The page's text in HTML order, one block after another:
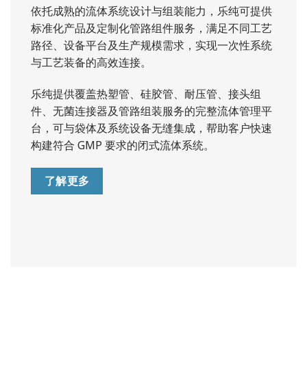
依托成熟的流体系统设计与组装能力，乐纯可提供
标准化产品及定制化管路组件服务，满足不同工艺
路径、设备平台及生产规模需求，实现一次性系统
与工艺装备的高效连接。
乐纯提供覆盖热塑管、硅胶管、耐压管、接头组
件、无菌连接器及管路组装服务的完整流体管理平
台，可与袋体及系统设备无缝集成，帮助客户快速
构建符合 GMP 要求的闭式流体系统。
了解更多